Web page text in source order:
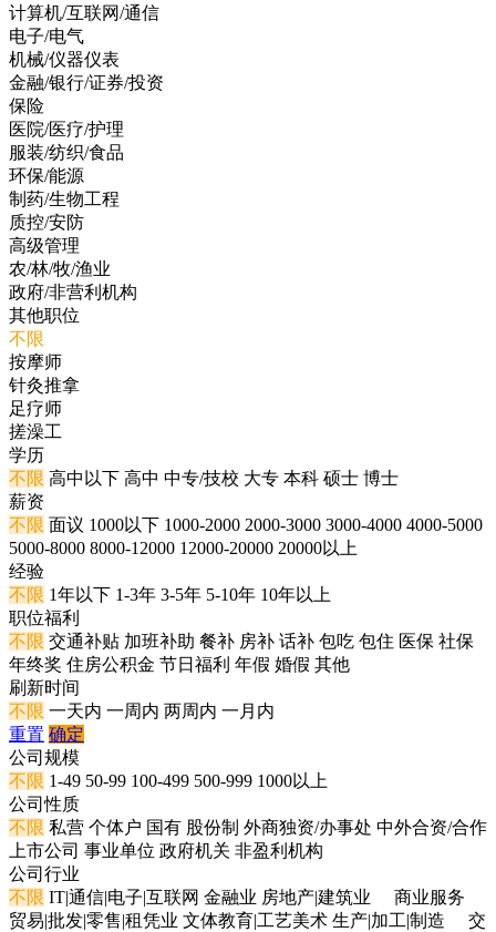
计算机/互联网/通信
电子/电气
机械/仪器仪表
金融/银行/证券/投资
保险
医院/医疗/护理
服装/纺织/食品
环保/能源
制药/生物工程
质控/安防
高级管理
农/林/牧/渔业
政府/非营利机构
其他职位
不限
按摩师
针灸推拿
足疗师
搓澡工
学历
不限 高中以下 高中 中专/技校 大专 本科 硕士 博士
薪资
不限 面议 1000以下 1000-2000 2000-3000 3000-4000 4000-5000
5000-8000 8000-12000 12000-20000 20000以上
经验
不限 1年以下 1-3年 3-5年 5-10年 10年以上
职位福利
不限 交通补贴 加班补助 餐补 房补 话补 包吃 包住 医保 社保
年终奖 住房公积金 节日福利 年假 婚假 其他
刷新时间
不限 一天内 一周内 两周内 一月内
重置 确定
公司规模
不限 1-49 50-99 100-499 500-999 1000以上
公司性质
不限 私营 个体户 国有 股份制 外商独资/办事处 中外合资/合作
上市公司 事业单位 政府机关 非盈利机构
公司行业
不限 IT|通信|电子|互联网 金融业 房地产|建筑业
商业服务
贸易|批发|零售|租凭业 文体教育|工艺美术 生产|加工|制造 交